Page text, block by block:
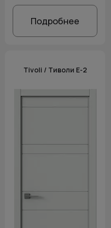
Подробнее
Tivoli / Тиволи Е-2